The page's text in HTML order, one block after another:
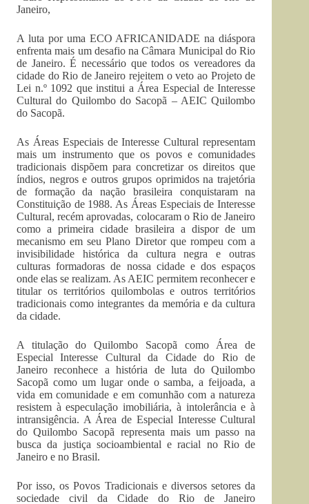
Janeiro,
A luta por uma ECO AFRICANIDADE na diáspora
enfrenta mais um desafio na Câmara Municipal do Rio
de Janeiro. É necessário que todos os vereadores da
cidade do Rio de Janeiro rejeitem o veto ao Projeto de
Lei n.º 1092 que institui a Área Especial de Interesse
Cultural do Quilombo do Sacopã – AEIC Quilombo
do Sacopã.
As Áreas Especiais de Interesse Cultural representam
mais um instrumento que os povos e comunidades
tradicionais dispõem para concretizar os direitos que
índios, negros e outros grupos oprimidos na trajetória
de formação da nação brasileira conquistaram na
Constituição de 1988. As Áreas Especiais de Interesse
Cultural, recém aprovadas, colocaram o Rio de Janeiro
como a primeira cidade brasileira a dispor de um
mecanismo em seu Plano Diretor que rompeu com a
invisibilidade histórica da cultura negra e outras
culturas formadoras de nossa cidade e dos espaços
onde elas se realizam. As AEIC permitem reconhecer e
titular os territórios quilombolas e outros territórios
tradicionais como integrantes da memória e da cultura
da cidade.
A titulação do Quilombo Sacopã como Área de
Especial Interesse Cultural da Cidade do Rio de
Janeiro reconhece a história de luta do Quilombo
Sacopã como um lugar onde o samba, a feijoada, a
vida em comunidade e em comunhão com a natureza
resistem à especulação imobiliária, à intolerância e à
intransigência. A Área de Especial Interesse Cultural
do Quilombo Sacopã representa mais um passo na
busca da justiça socioambiental e racial no Rio de
Janeiro e no Brasil.
Por isso, os Povos Tradicionais e diversos setores da
sociedade civil da Cidade do Rio de Janeiro